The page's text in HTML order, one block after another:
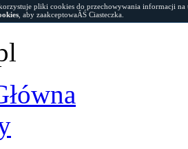
pliki cookies do przechowywania informacji
, aby zaakceptowaĂŚ Ciasteczka.